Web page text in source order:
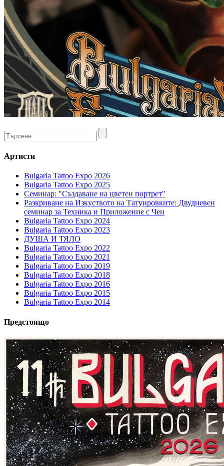
Артисти
Bulgaria Tattoo Expo 2026
Bulgaria Tattoo Expo 2025
Семинар: "Създаване на цветен портрет"
Разкриване на Изкуството на Татуировките: Двудневен
семинар за Техника и Приложение с Чен
Bulgaria Tattoo Expo 2024
Bulgaria Tattoo Expo 2023
ДУША И ТЯЛО
Bulgaria Tattoo Expo 2022
Bulgaria Tattoo Expo 2021
Bulgaria Tattoo Expo 2019
Bulgaria Tattoo Expo 2018
Bulgaria Tattoo Expo 2016
Bulgaria Tattoo Expo 2015
Bulgaria Tattoo Expo 2014
Предстоящо